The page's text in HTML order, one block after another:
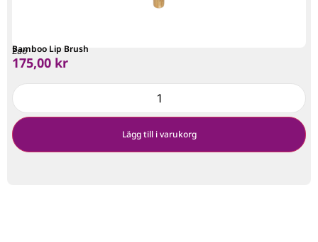
Zao
Bamboo Lip Brush
175,00 kr
Lägg till i varukorg